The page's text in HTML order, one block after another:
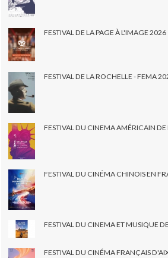
FESTIVAL DE LA PAGE À L'IMAGE 2026
FESTIVAL DE LA ROCHELLE - FEMA
FESTIVAL DU CINEMA AMÉRICAIN
FESTIVAL DU CINÉMA CHINOIS EN
FESTIVAL DU CINEMA ET MUSIQUE
FESTIVAL DU CINÉMA FRANÇAIS